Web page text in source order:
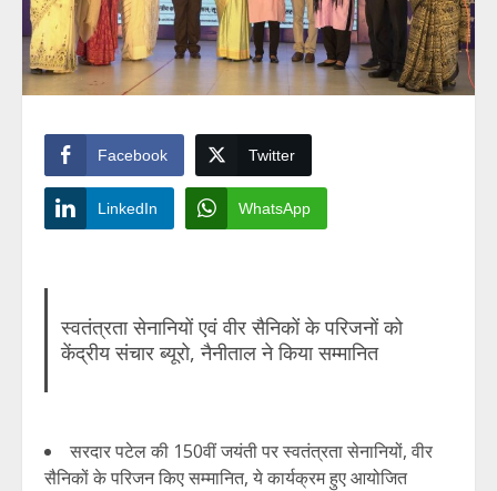
Facebook Twitter
LinkedIn WhatsApp
स्वतंत्रता सेनानियों एवं वीर सैनिकों के परिजनों को
केंद्रीय संचार ब्यूरो, नैनीताल ने किया सम्मानित
सरदार पटेल की 150वीं जयंती पर स्वतंत्रता सेनानियों, वीर
सैनिकों के परिजन किए सम्मानित, ये कार्यक्रम हुए आयोजित